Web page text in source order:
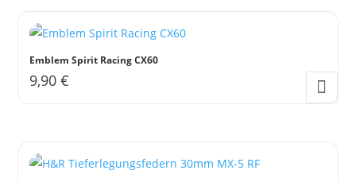
auf
Produktseite
gewählt
Emblem Spirit Racing CX60
9,90€